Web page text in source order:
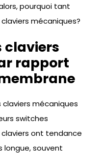
pourquoi tant
mécaniques?
claviers
rapport
claviers mécaniques
switches
ont tendance
longue, souvent